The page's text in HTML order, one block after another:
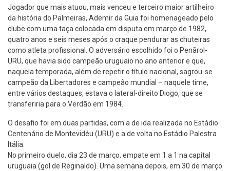
Jogador que mais atuou, mais venceu e terceiro maior artilheiro
da história do Palmeiras, Ademir da Guia foi homenageado pelo
clube com uma taça colocada em disputa em março de 1982,
quatro anos e seis meses após o craque pendurar as chuteiras
como atleta profissional. O adversário escolhido foi o Penãrol-
URU, que havia sido campeão uruguaio no ano anterior e que,
naquela temporada, além de repetir o título nacional, sagrou-se
campeão da Libertadores e campeão mundial – naquele time,
entre vários destaques, estava o lateral-direito Diogo, que se
transferiria para o Verdão em 1984.
O desafio foi em duas partidas, com a de ida realizada no Estádio
Centenário de Montevidéu (URU) e a de volta no Estádio Palestra
Itália.
No primeiro duelo, dia 23 de março, empate em 1 a 1 na capital
uruguaia (gol de Reginaldo). Uma semana depois, em 30 de março